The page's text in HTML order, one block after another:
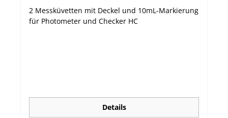
2 Messküvetten mit Deckel und 10mL-Markierung
für Photometer und Checker HC
Details